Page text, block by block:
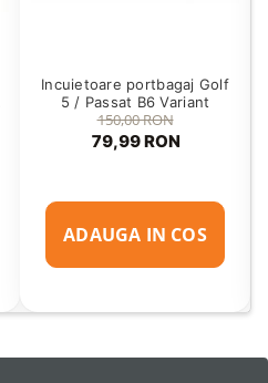
Incuietoare portbagaj Golf
5 / Passat B6 Variant
150,00 RON
79,99 RON
ADAUGA IN COS